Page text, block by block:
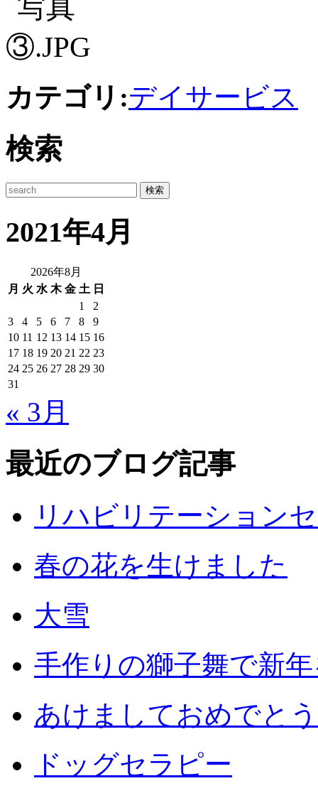
カテゴリ:デイサービス
検索
2021年4月
2026年8月
月 火 水 木 金 土 日
1
2
3
4 5 6 7 8
9
10 11 12 13 14 15 16
17 18 19 20 21 22 23
24 25 26 27 28 29 30
31
« 3月
最近のブログ記事
リハビリテーション
春の花を生けました
大雪
手作りの獅子舞で新
あけましておめでと
ドッグセラピー